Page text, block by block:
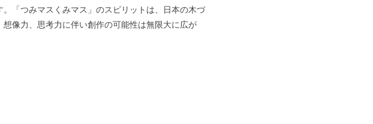
「つみマスくみマス」のスピリットは、日本の木づ
像力、思考力に伴い創作の可能性は無限大に広が